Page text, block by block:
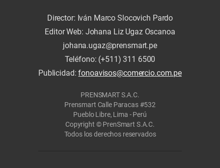
Director: Iván Marco Slocovich Pardo
Editor Web: Johana Liz Ugaz Oscanoa
johana.ugaz@prensmart.pe
Teléfono: (+511) 311 6500
Publicidad:fonoavisos@comercio.com.pe
PRENSMART S.A.C.
Prensmart Calle Paracas #532
Pueblo Libre, Lima - Perú
Copyright © PrenSmart S.A.C.
Todos los derechos reservados